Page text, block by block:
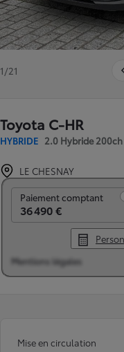
1/21
Toyota C-HR
HYBRIDE 2.0 Hybride
LE CHESNAY
Paiement comptant
36 490 €
Mentions légales
Mise en circulation